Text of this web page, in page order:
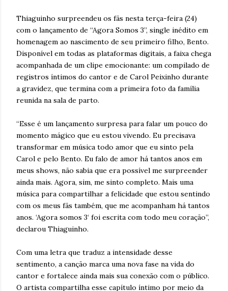
Thiaguinho surpreendeu os fãs nesta terça-feira (24)
com o lançamento de “Agora Somos 3”, single inédito em
homenagem ao nascimento de seu primeiro filho, Bento.
Disponível em todas as plataformas digitais, a faixa chega
acompanhada de um clipe emocionante: um compilado de
registros íntimos do cantor e de Carol Peixinho durante
a gravidez, que termina com a primeira foto da família
reunida na sala de parto.
“Esse é um lançamento surpresa para falar um pouco do
momento mágico que eu estou vivendo. Eu precisava
transformar em música todo amor que eu sinto pela
Carol e pelo Bento. Eu falo de amor há tantos anos em
meus shows, não sabia que era possível me surpreender
ainda mais. Agora, sim, me sinto completo. Mais uma
música para compartilhar a felicidade que estou sentindo
com os meus fãs também, que me acompanham há tantos
anos. ‘Agora somos 3‘ foi escrita com todo meu coração”,
declarou Thiaguinho.
Com uma letra que traduz a intensidade desse
sentimento, a canção marca uma nova fase na vida do
cantor e fortalece ainda mais sua conexão com o público.
O artista compartilha esse capítulo íntimo por meio da